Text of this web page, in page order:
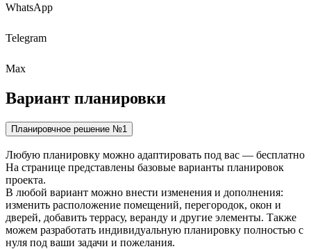
WhatsApp
Telegram
Max
Вариант планировки
Планировчное решение №1
Любую планировку можно адаптировать под вас — бесплатно
На странице представлены базовые варианты планировок
проекта.
В любой вариант можно внести изменения и дополнения:
изменить расположение помещений, перегородок, окон и
дверей, добавить террасу, веранду и другие элементы. Также
можем разработать индивидуальную планировку полностью с
нуля под ваши задачи и пожелания.